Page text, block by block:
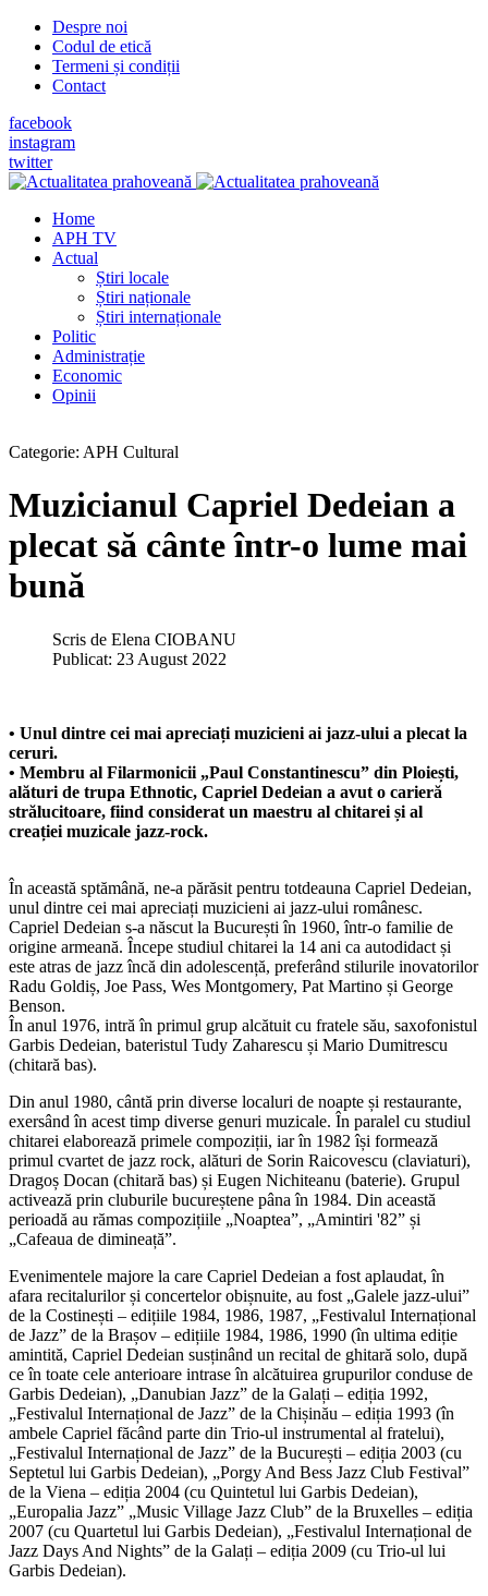
Despre noi
Codul de etică
Termeni și condiții
Contact
facebook
instagram
twitter
Home
APH TV
Actual
Știri locale
Știri naționale
Știri internaționale
Politic
Administrație
Economic
Opinii
Categorie: APH Cultural
Muzicianul Capriel Dedeian a
plecat să cânte într-o lume mai
bună
Scris de Elena CIOBANU
Publicat: 23 August 2022
• Unul dintre cei mai apreciați muzicieni ai jazz-ului a plecat la
ceruri.
• Membru al Filarmonicii „Paul Constantinescu” din Ploiești,
alături de trupa Ethnotic, Capriel Dedeian a avut o carieră
strălucitoare, fiind considerat un maestru al chitarei și al
creației muzicale jazz-rock.
În această sptămână, ne-a părăsit pentru totdeauna Capriel Dedeian,
unul dintre cei mai apreciați muzicieni ai jazz-ului românesc.
Capriel Dedeian s-a născut la București în 1960, într-o familie de
origine armeană. Începe studiul chitarei la 14 ani ca autodidact și
este atras de jazz încă din adolescență, preferând stilurile inovatorilor
Radu Goldiș, Joe Pass, Wes Montgomery, Pat Martino și George
Benson.
În anul 1976, intră în primul grup alcătuit cu fratele său, saxofonistul
Garbis Dedeian, bateristul Tudy Zaharescu și Mario Dumitrescu
(chitară bas).
Din anul 1980, cântă prin diverse localuri de noapte și restaurante,
exersând în acest timp diverse genuri muzicale. În paralel cu studiul
chitarei elaborează primele compoziții, iar în 1982 își formează
primul cvartet de jazz rock, alături de Sorin Raicovescu (claviaturi),
Dragoș Docan (chitară bas) și Eugen Nichiteanu (baterie). Grupul
activează prin cluburile bucureștene pâna în 1984. Din această
perioadă au rămas compozițiile „Noaptea”, „Amintiri '82” și
„Cafeaua de dimineață”.
Evenimentele majore la care Capriel Dedeian a fost aplaudat, în
afara recitalurilor și concertelor obișnuite, au fost „Galele jazz-ului”
de la Costinești – edițiile 1984, 1986, 1987, „Festivalul Internațional
de Jazz” de la Brașov – edițiile 1984, 1986, 1990 (în ultima ediție
amintită, Capriel Dedeian susținând un recital de ghitară solo, după
ce în toate cele anterioare intrase în alcătuirea grupurilor conduse de
Garbis Dedeian), „Danubian Jazz” de la Galați – ediția 1992,
„Festivalul Internațional de Jazz” de la Chișinău – ediția 1993 (în
ambele Capriel făcând parte din Trio-ul instrumental al fratelui),
„Festivalul Internațional de Jazz” de la București – ediția 2003 (cu
Septetul lui Garbis Dedeian), „Porgy And Bess Jazz Club Festival”
de la Viena – ediția 2004 (cu Quintetul lui Garbis Dedeian),
„Europalia Jazz” „Music Village Jazz Club” de la Bruxelles – ediția
2007 (cu Quartetul lui Garbis Dedeian), „Festivalul Internațional de
Jazz Days And Nights” de la Galați – ediția 2009 (cu Trio-ul lui
Garbis Dedeian).